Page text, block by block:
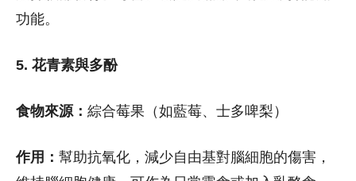
功能。
5. 花青素與多酚
食物來源： 綜合莓果（如藍莓、士多啤梨）
作用： 幫助抗氧化，減少自由基對腦細胞的傷害，